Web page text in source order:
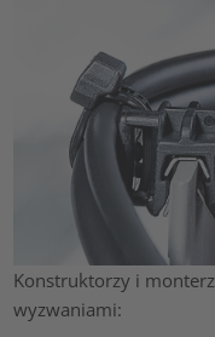
Konstruktorzy i
wyzwaniami: